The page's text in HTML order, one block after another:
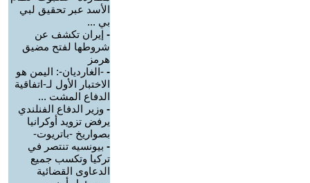
الأسد عبر تحقيق لبي
بي ...
- إيران تكشف عن
شروطها لفتح مضيق
هرمز
- -الغارديان-: اليمن هو
الاختبار الأول لـ-اتفاقية
الدفاع المشت ...
- وزير الدفاع الفنلندي
يرفض تزويد أوكرانيا
بصواريخ -باتريوت-
- بيونسيه تنتصر في
تركيا وتكسب جميع
الدعاوى القضائية